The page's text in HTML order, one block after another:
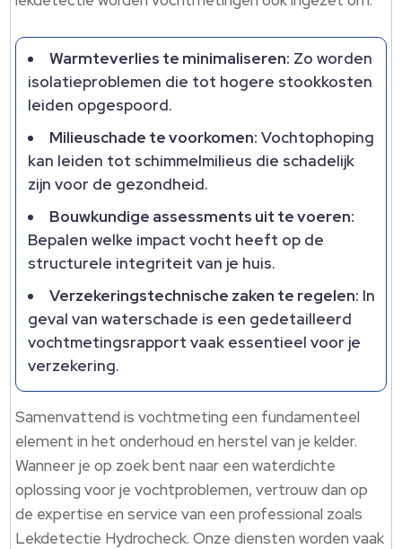
Warmteverlies te minimaliseren: Zo worden
isolatieproblemen die tot hogere stookkosten
leiden opgespoord.
Milieuschade te voorkomen: Vochtophoping
kan leiden tot schimmelmilieus die schadelijk
zijn voor de gezondheid.
Bouwkundige assessments uit te voeren:
Bepalen welke impact vocht heeft op de
structurele integriteit van je huis.
Verzekeringstechnische zaken te regelen: In
geval van waterschade is een gedetailleerd
vochtmetingsrapport vaak essentieel voor je
verzekering.
Samenvattend is vochtmeting een fundamenteel
element in het onderhoud en herstel van je kelder.
Wanneer je op zoek bent naar een waterdichte
oplossing voor je vochtproblemen, vertrouw dan op
de expertise en service van een professional zoals
Lekdetectie Hydrocheck. Onze diensten worden vaak